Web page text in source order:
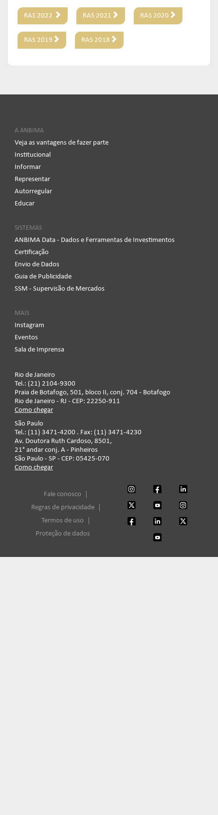
RAS 2022 RAS 2021 RAS 2020
RAS 2019 RAS 2018
A ANBIMA
Veja as vantagens de fazer parte
Institucional
Informar
Representar
Autorregular
Educar
SISTEMAS
ANBIMA Data - Dados e Ferramentas de Investimentos
Certificação
Envio de Dados
Guia de Publicidade
SSM - Supervisão de Mercados
MAIS
Instagram
Eventos
Sala de Imprensa
Rio de Janeiro
Tel.: (21) 2104-9300
Praia de Botafogo, 501, bloco II, conj. 704 - Botafogo
Rio de Janeiro - RJ - CEP: 22250-911
Como chegar
São Paulo
Tel.: (11) 3471-4200 . Fax: (11) 3471-4230
Av. Doutora Ruth Cardoso, 8501,
21° andar conj. A - Pinheiros
São Paulo - SP - CEP: 05425-070
Como chegar
Fale conosco
Regras de privacidade
Termos de uso
Proteção de dados